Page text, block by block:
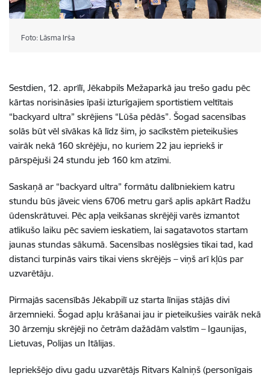
Foto: Lāsma Irša
Sestdien, 12. aprīlī, Jēkabpils Mežaparkā jau trešo gadu pēc
kārtas norisināsies īpaši izturīgajiem sportistiem veltītais
“backyard ultra” skrējiens “Lūša pēdās”. Šogad sacensības
solās būt vēl sīvākas kā līdz šim, jo sacīkstēm pieteikušies
vairāk nekā 160 skrējēju, no kuriem 22 jau iepriekš ir
pārspējuši 24 stundu jeb 160 km atzīmi.
Saskaņā ar “backyard ultra” formātu dalībniekiem katru
stundu būs jāveic viens 6706 metru garš aplis apkārt Radžu
ūdenskrātuvei. Pēc apļa veikšanas skrējēji varēs izmantot
atlikušo laiku pēc saviem ieskatiem, lai sagatavotos startam
jaunas stundas sākumā. Sacensības noslēgsies tikai tad, kad
distanci turpinās vairs tikai viens skrējējs – viņš arī kļūs par
uzvarētāju.
Pirmajās sacensībās Jēkabpilī uz starta līnijas stājās divi
ārzemnieki. Šogad apļu krāšanai jau ir pieteikušies vairāk nekā
30 ārzemju skrējēji no četrām dažādām valstīm – Igaunijas,
Lietuvas, Polijas un Itālijas.
Iepriekšējo divu gadu uzvarētājs Ritvars Kalniņš (personīgais